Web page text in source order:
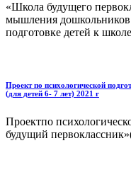
«Школа будущего
мышления
подготовке детей к
Проект по психологической
(для детей 6- 7 лет) 2021 г
Проектпо
будущий